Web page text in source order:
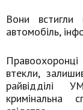
Вони встигли
автомобіль,
Правоохоронці
втекли,
райвідділі
кримінальна